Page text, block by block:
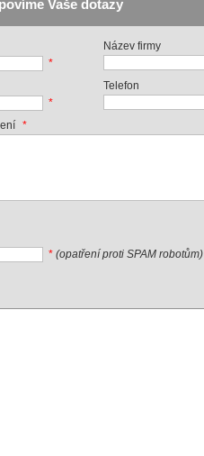
Vaše dotazy
*
Název firmy
*
Telefon
*
* (opatření proti SPAM robotům)